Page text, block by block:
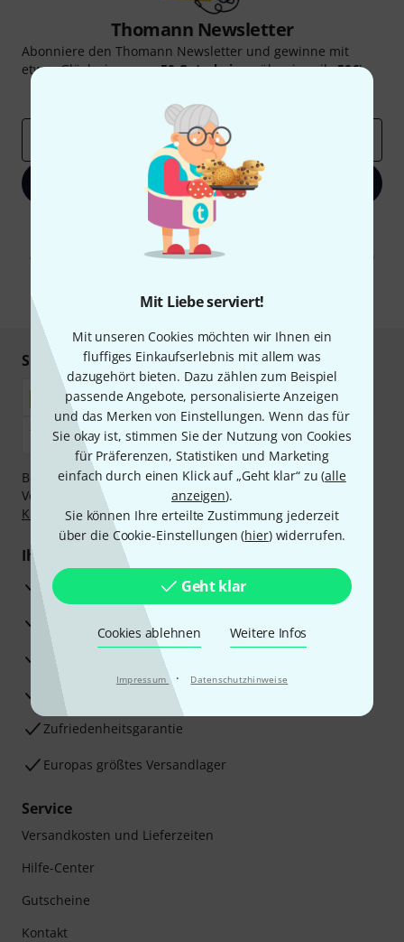
Mit Liebe serviert!
Mit unseren Cookies möchten wir Ihnen ein
fluffiges Einkaufserlebnis mit allem was
dazugehört bieten. Dazu zählen zum Beispiel
passende Angebote, personalisierte Anzeigen
und das Merken von Einstellungen. Wenn das für
Sie okay ist, stimmen Sie der Nutzung von Cookies
für Präferenzen, Statistiken und Marketing
einfach durch einen Klick auf „Geht klar“ zu (alle
anzeigen).
Sie können Ihre erteilte Zustimmung jederzeit
über die Cookie-Einstellungen (hier) widerrufen.
Geht klar
Cookies ablehnen Weitere Infos
Impressum · Datenschutzhinweise
Thomann Newsletter
Abonniere den Thomann Newsletter und gewinne mit
etwas Glück einen von50 Gutscheinenüber jeweils50€!
Jetzt anmelden
Mit Klick auf „Jetzt anmelden“ stimmen Sie dem Erhalt von E-Mail-
Werbung und einer Messung des E-Mail-Nutzungsverhaltens zu. Die
Abmeldung ist jederzeit möglich. Weitere Informationen finden Sie in
* Pflichtfeld
Sicher einkaufen & bezahlen
Bezahlen Sie vertraulich und sicher per Nachnahme,
Vorkasse, PayPal, Amazon Pay,Klarna Sofort bezahlen
Klarna Ratenzahlungoder Kreditkarte.
Ihre Vorteile
3 Jahre Thomann Garantie
30 Tage Money-Back-Garantie
Beratung durch Fachexperten
Zufriedenheitsgarantie
Europas größtes Versandlager
Service
Versandkosten und Lieferzeiten
Hilfe-Center
Gutscheine
Kontakt